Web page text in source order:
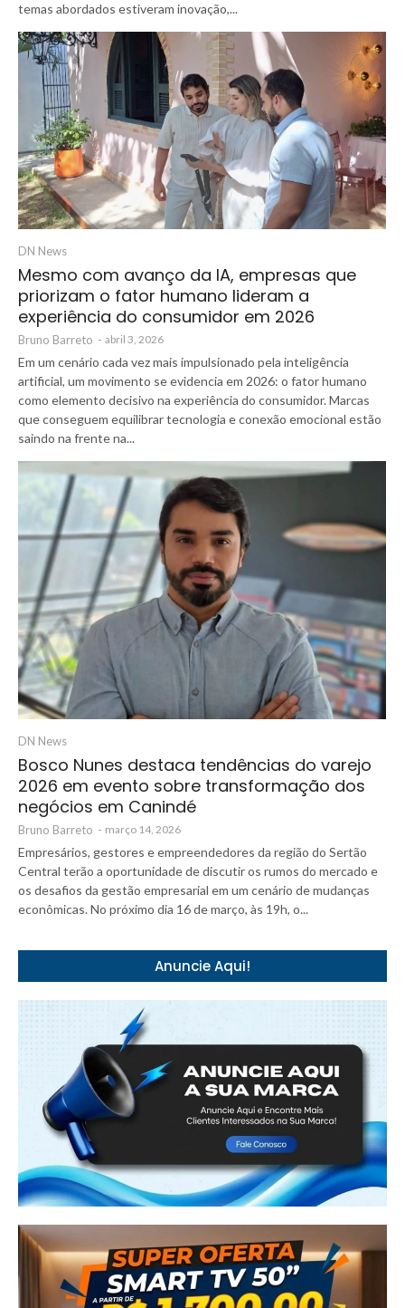
temas abordados estiveram inovação,...
DN News
Mesmo com avanço da IA, empresas que
priorizam o fator humano lideram a
experiência do consumidor em 2026
Bruno Barreto - abril 3, 2026
Em um cenário cada vez mais impulsionado pela inteligência
artificial, um movimento se evidencia em 2026: o fator humano
como elemento decisivo na experiência do consumidor. Marcas
que conseguem equilibrar tecnologia e conexão emocional estão
saindo na frente na...
DN News
Bosco Nunes destaca tendências do varejo
2026 em evento sobre transformação dos
negócios em Canindé
Bruno Barreto - março 14, 2026
Empresários, gestores e empreendedores da região do Sertão
Central terão a oportunidade de discutir os rumos do mercado e
os desafios da gestão empresarial em um cenário de mudanças
econômicas. No próximo dia 16 de março, às 19h, o...
Anuncie Aqui!